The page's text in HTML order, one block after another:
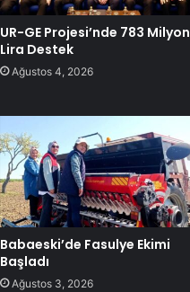
UR-GE Projesi’nde 783 Milyon
Lira Destek
Ağustos 4, 2026
Babaeski’de Fasulye Ekimi
Başladı
Ağustos 3, 2026